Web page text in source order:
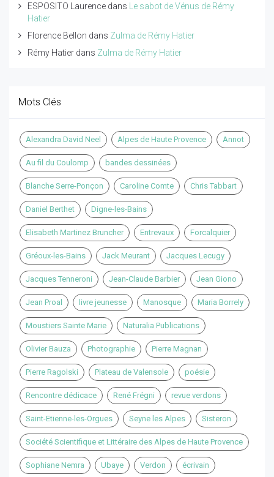
ESPOSITO Laurence dans
Le sabot de Vénus de Rémy
Hatier
Florence Bellon dans Zulma de Rémy Hatier
Rémy Hatier dans Zulma de Rémy Hatier
Mots Clés
Alexandra David Neel Alpes de Haute Provence Annot
Au fil du Coulomp bandes dessinées
Blanche Serre-Ponçon Caroline Comte Chris Tabbart
Daniel Berthet Digne-les-Bains
Elisabeth Martinez Bruncher Entrevaux Forcalquier
Gréoux-les-Bains Jack Meurant Jacques Lecugy
Jacques Tenneroni Jean-Claude Barbier Jean Giono
Jean Proal livre jeunesse Manosque Maria Borrely
Moustiers Sainte Marie Naturalia Publications
Olivier Bauza Photographie Pierre Magnan
Pierre Ragolski Plateau de Valensole poésie
Rencontre dédicace René Frégni revue verdons
Saint-Etienne-les-Orgues Seyne les Alpes Sisteron
Société Scientifique et Littéraire des Alpes de Haute Provence
Sophiane Nemra Ubaye Verdon écrivain